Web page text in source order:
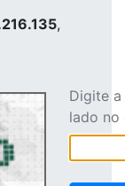
,
Digite
lado no